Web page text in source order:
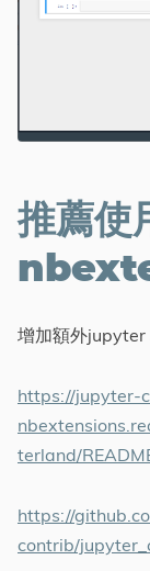
推薦使
增加額外jupyter
https://jupyter-
terland/
https://
contrib/